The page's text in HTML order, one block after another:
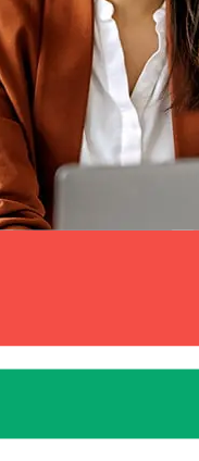
的传输速度有